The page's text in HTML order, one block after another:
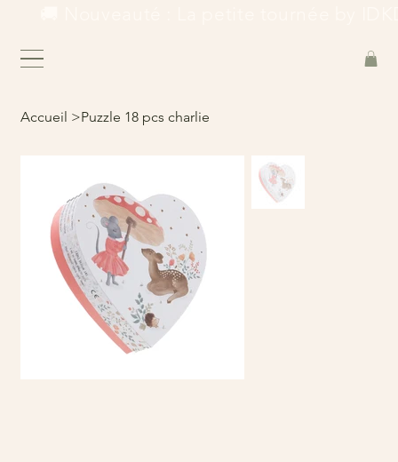
Accueil >Puzzle 18 pcs charlie